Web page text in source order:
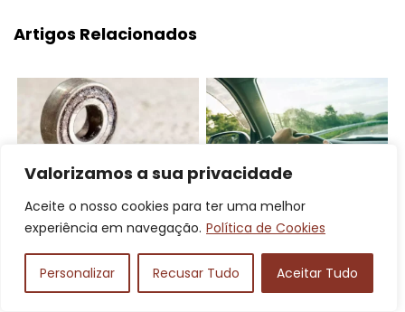
Valorizamos a sua privacidade
Aceite o nosso cookies para ter uma melhor
experiência em navegação. Política de Cookies
Personalizar Recusar Tudo Aceitar Tudo
Artigos Relacionados
As 10 Melhores Marcas
de Rolamentos de 2025:
SKF, INA, NSK e Mais!
Carros japoneses: os
melhores do mercado no
Brasil, marcas e
esportivos!